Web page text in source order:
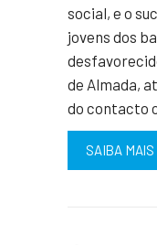
social, e o
jovens dos
de Almada,
do contacto
SAIBA MAIS